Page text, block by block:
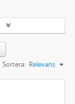
Sortera: Relevans